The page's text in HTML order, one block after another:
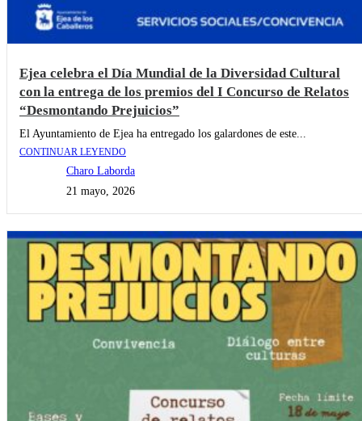
Ejea celebra el Día Mundial de la Diversidad Cultural
con la entrega de los premios del I Concurso de Relatos
“Desmontando Prejuicios”
El Ayuntamiento de Ejea ha entregado los galardones de este...
CONTINUAR LEYENDO
Charo Laborda
21 mayo, 2026